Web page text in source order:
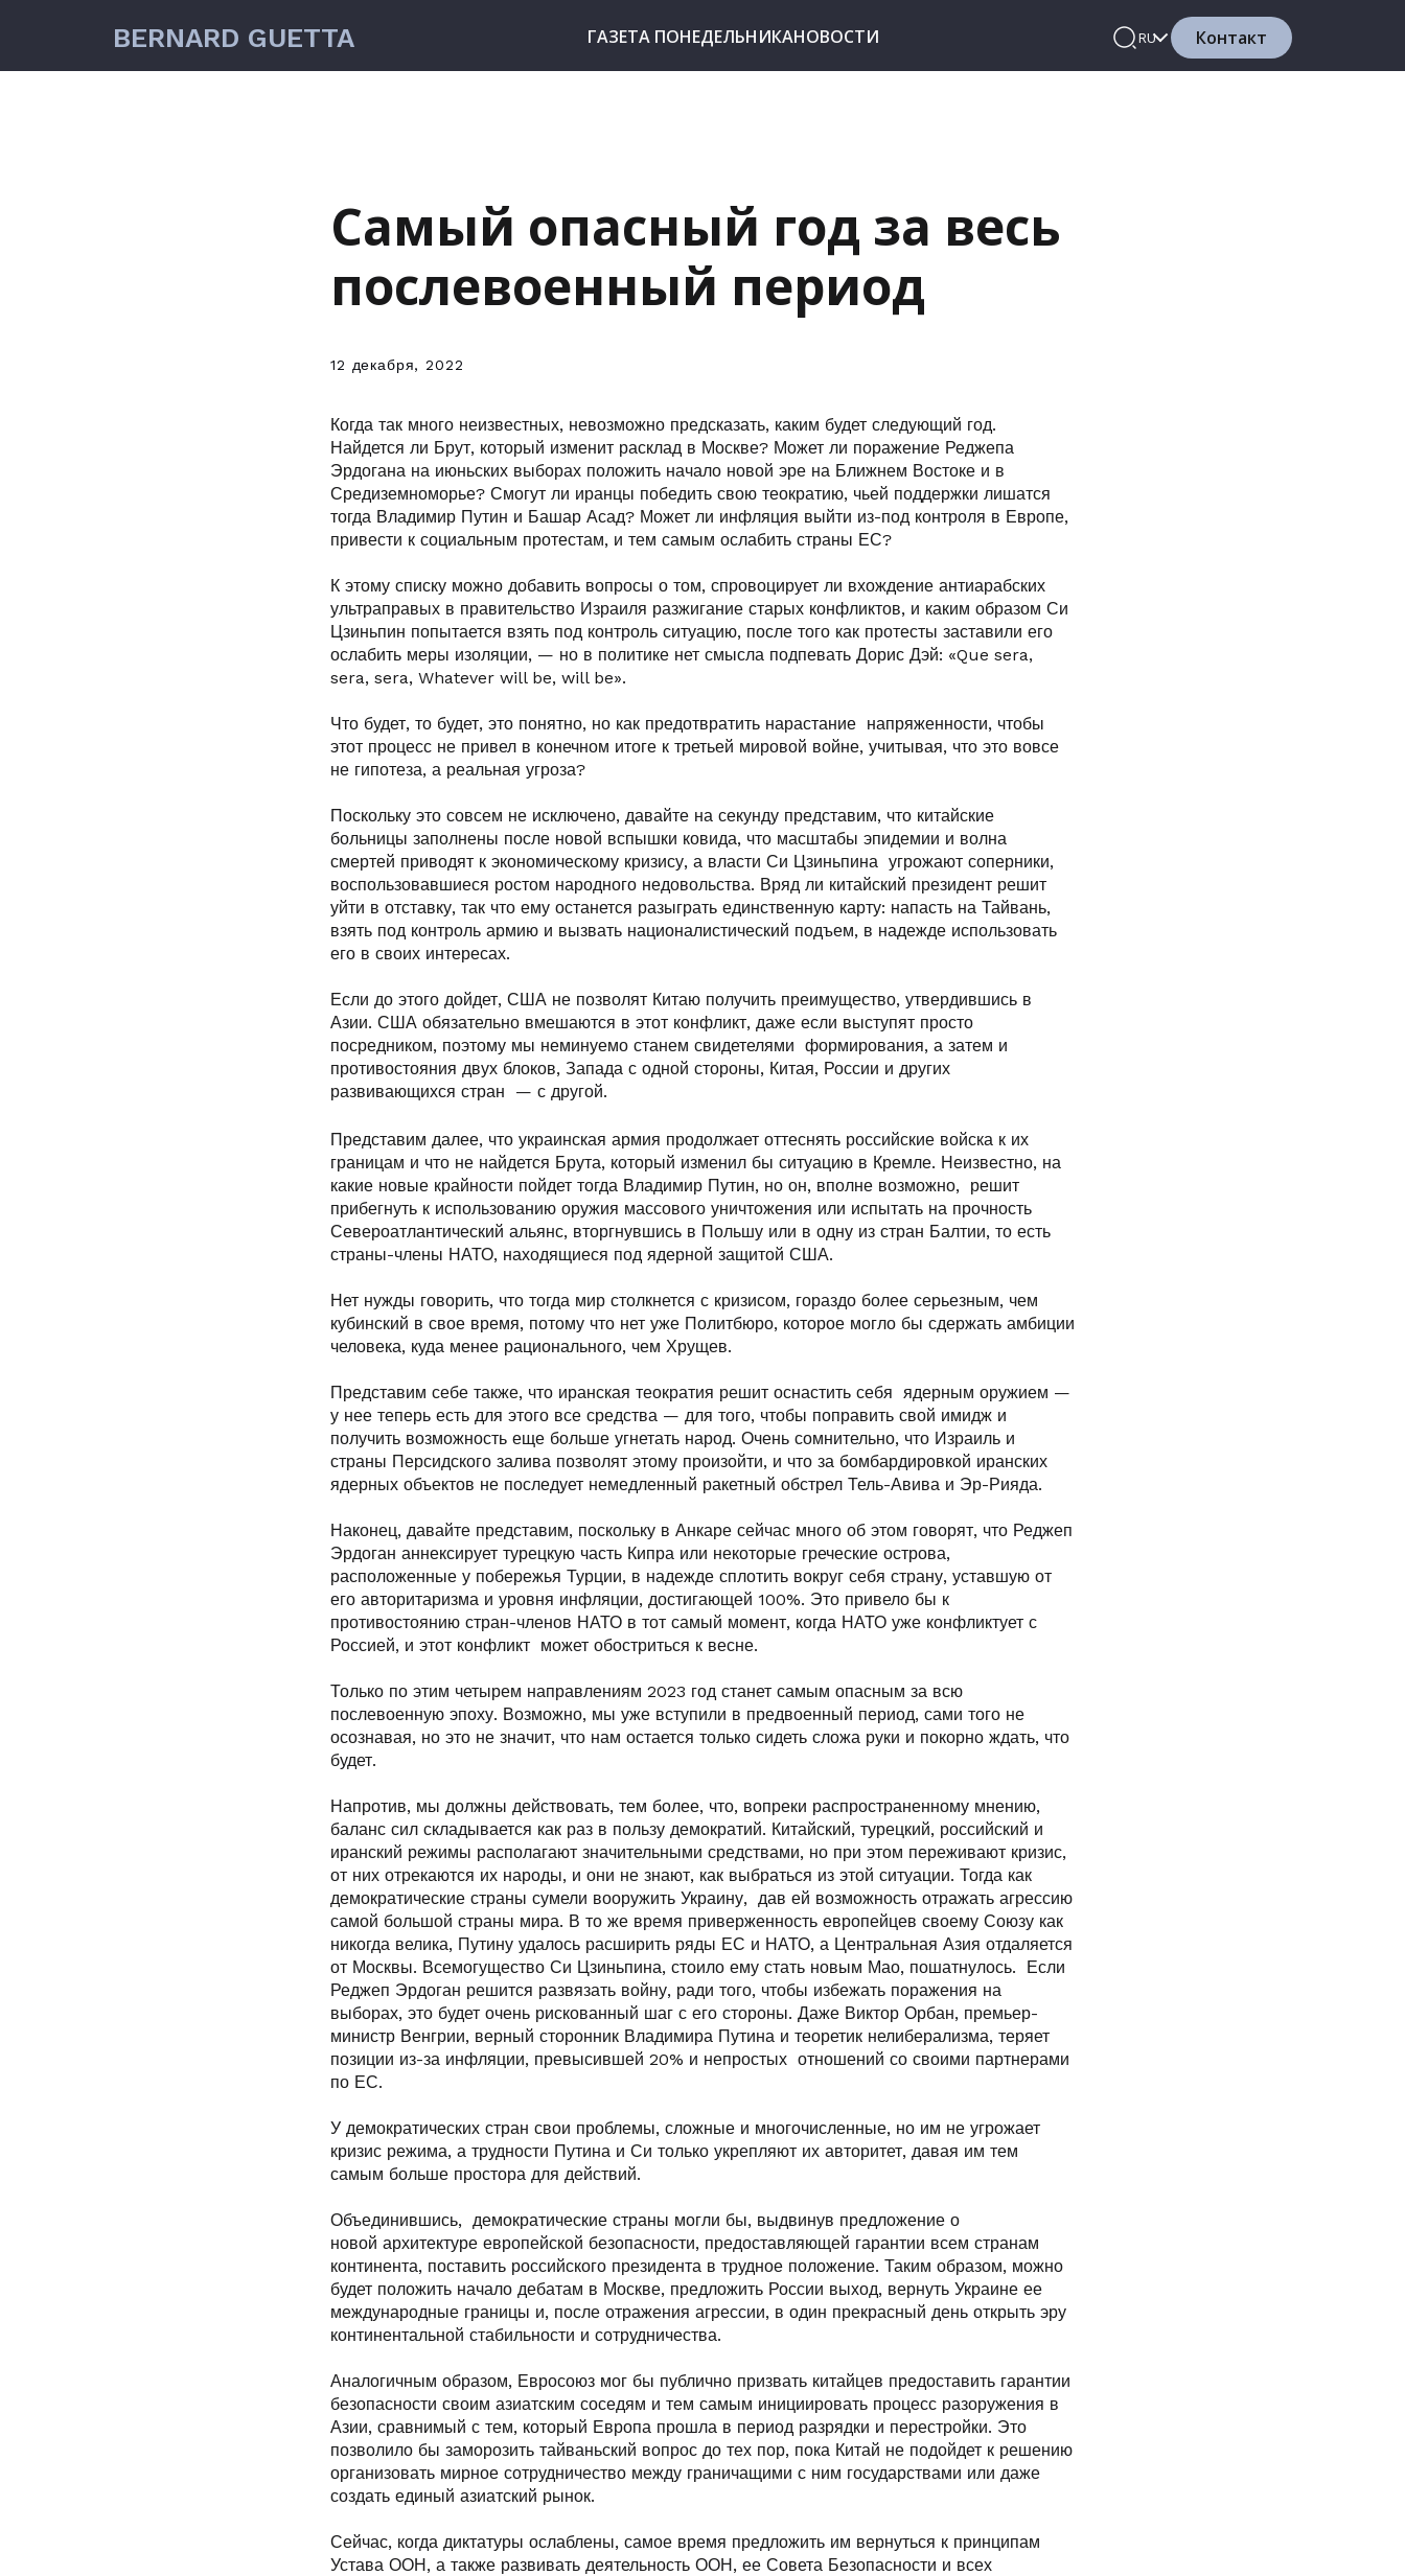
BERNARD GUETTA ГАЗЕТА ПОНЕДЕЛЬНИКАНОВОСТИ RU Контакт
Самый опасный год за весь
послевоенный период
12 декабря, 2022
Когда так много неизвестных, невозможно предсказать, каким будет следующий год.
Найдется ли Брут, который изменит расклад в Москве? Может ли поражение Реджепа
Эрдогана на июньских выборах положить начало новой эре на Ближнем Востоке и в
Средиземноморье? Смогут ли иранцы победить свою теократию, чьей поддержки лишатся
тогда Владимир Путин и Башар Асад? Может ли инфляция выйти из-под контроля в Европе,
привести к социальным протестам, и тем самым ослабить страны ЕС?
К этому списку можно добавить вопросы о том, спровоцирует ли вхождение антиарабских
ультраправых в правительство Израиля разжигание старых конфликтов, и каким образом Си
Цзиньпин попытается взять под контроль ситуацию, после того как протесты заставили его
ослабить меры изоляции, — но в политике нет смысла подпевать Дорис Дэй: «Que sera,
sera, sera, Whatever will be, will be».
Что будет, то будет, это понятно, но как предотвратить нарастание напряженности, чтобы
этот процесс не привел в конечном итоге к третьей мировой войне, учитывая, что это вовсе
не гипотеза, а реальная угроза?
Поскольку это совсем не исключено, давайте на секунду представим, что китайские
больницы заполнены после новой вспышки ковида, что масштабы эпидемии и волна
смертей приводят к экономическому кризису, а власти Си Цзиньпина угрожают соперники,
воспользовавшиеся ростом народного недовольства. Вряд ли китайский президент решит
уйти в отставку, так что ему останется разыграть единственную карту: напасть на Тайвань,
взять под контроль армию и вызвать националистический подъем, в надежде использовать
его в своих интересах.
Если до этого дойдет, США не позволят Китаю получить преимущество, утвердившись в
Азии. США обязательно вмешаются в этот конфликт, даже если выступят просто
посредником, поэтому мы неминуемо станем свидетелями формирования, а затем и
противостояния двух блоков, Запада с одной стороны, Китая, России и других
развивающихся стран — с другой.
Представим далее, что украинская армия продолжает оттеснять российские войска к их
границам и что не найдется Брута, который изменил бы ситуацию в Кремле. Неизвестно, на
какие новые крайности пойдет тогда Владимир Путин, но он, вполне возможно, решит
прибегнуть к использованию оружия массового уничтожения или испытать на прочность
Североатлантический альянс, вторгнувшись в Польшу или в одну из стран Балтии, то есть
страны-члены НАТО, находящиеся под ядерной защитой США.
Нет нужды говорить, что тогда мир столкнется с кризисом, гораздо более серьезным, чем
кубинский в свое время, потому что нет уже Политбюро, которое могло бы сдержать амбиции
человека, куда менее рационального, чем Хрущев.
Представим себе также, что иранская теократия решит оснастить себя ядерным оружием —
у нее теперь есть для этого все средства — для того, чтобы поправить свой имидж и
получить возможность еще больше угнетать народ. Очень сомнительно, что Израиль и
страны Персидского залива позволят этому произойти, и что за бомбардировкой иранских
ядерных объектов не последует немедленный ракетный обстрел Тель-Авива и Эр-Рияда.
Наконец, давайте представим, поскольку в Анкаре сейчас много об этом говорят, что Реджеп
Эрдоган аннексирует турецкую часть Кипра или некоторые греческие острова,
расположенные у побережья Турции, в надежде сплотить вокруг себя страну, уставшую от
его авторитаризма и уровня инфляции, достигающей 100%. Это привело бы к
противостоянию стран-членов НАТО в тот самый момент, когда НАТО уже конфликтует с
Россией, и этот конфликт может обостриться к весне.
Только по этим четырем направлениям 2023 год станет самым опасным за всю
послевоенную эпоху. Возможно, мы уже вступили в предвоенный период, сами того не
осознавая, но это не значит, что нам остается только сидеть сложа руки и покорно ждать, что
будет.
Напротив, мы должны действовать, тем более, что, вопреки распространенному мнению,
баланс сил складывается как раз в пользу демократий. Китайский, турецкий, российский и
иранский режимы располагают значительными средствами, но при этом переживают кризис,
от них отрекаются их народы, и они не знают, как выбраться из этой ситуации. Тогда как
демократические страны сумели вооружить Украину, дав ей возможность отражать агрессию
самой большой страны мира. В то же время приверженность европейцев своему Союзу как
никогда велика, Путину удалось расширить ряды ЕС и НАТО, а Центральная Азия отдаляется
от Москвы. Всемогущество Си Цзиньпина, стоило ему стать новым Мао, пошатнулось. Если
Реджеп Эрдоган решится развязать войну, ради того, чтобы избежать поражения на
выборах, это будет очень рискованный шаг с его стороны. Даже Виктор Орбан, премьер-
министр Венгрии, верный сторонник Владимира Путина и теоретик нелиберализма, теряет
позиции из-за инфляции, превысившей 20% и непростых отношений со своими партнерами
по ЕС.
У демократических стран свои проблемы, сложные и многочисленные, но им не угрожает
кризис режима, а трудности Путина и Си только укрепляют их авторитет, давая им тем
самым больше простора для действий.
Объединившись, демократические страны могли бы, выдвинув предложение о
новой архитектуре европейской безопасности, предоставляющей гарантии всем странам
континента, поставить российского президента в трудное положение. Таким образом, можно
будет положить начало дебатам в Москве, предложить России выход, вернуть Украине ее
международные границы и, после отражения агрессии, в один прекрасный день открыть эру
континентальной стабильности и сотрудничества.
Аналогичным образом, Евросоюз мог бы публично призвать китайцев предоставить гарантии
безопасности своим азиатским соседям и тем самым инициировать процесс разоружения в
Азии, сравнимый с тем, который Европа прошла в период разрядки и перестройки. Это
позволило бы заморозить тайваньский вопрос до тех пор, пока Китай не подойдет к решению
организовать мирное сотрудничество между граничащими с ним государствами или даже
создать единый азиатский рынок.
Сейчас, когда диктатуры ослаблены, самое время предложить им вернуться к принципам
Устава ООН, а также развивать деятельность ООН, ее Совета Безопасности и всех